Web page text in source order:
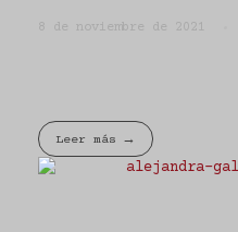
8 de noviembre de 2021
Leer más